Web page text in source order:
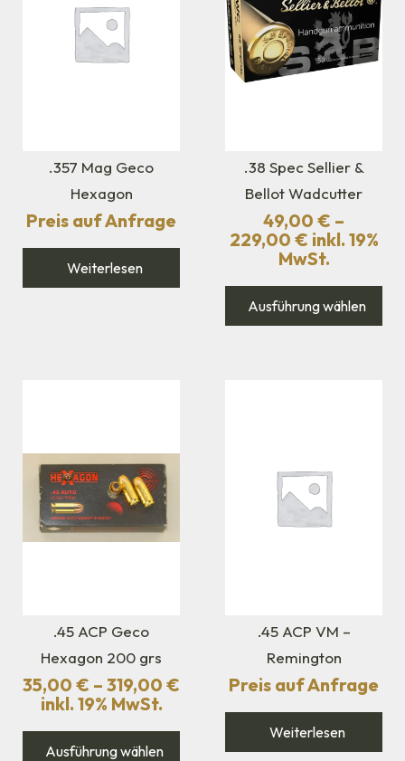
.357 Mag Geco
Hexagon
Preis auf Anfrage
Weiterlesen
.38 Spec Sellier &
Bellot Wadcutter
49,00 € –
229,00 € inkl. 19%
MwSt.
Ausführung wählen
.45 ACP Geco
Hexagon 200 grs
35,00 € – 319,00 €
inkl. 19% MwSt.
Ausführung wählen
.45 ACP VM –
Remington
Preis auf Anfrage
Weiterlesen